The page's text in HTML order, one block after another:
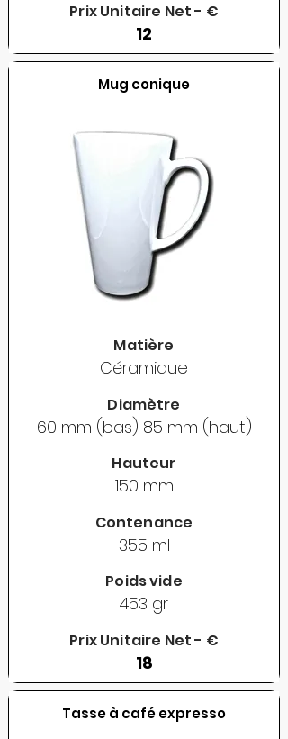
Prix Unitaire Net - €
12
Mug conique
Matière
Céramique
Diamètre
60 mm (bas) 85 mm (haut)
Hauteur
150 mm
Contenance
355 ml
Poids vide
453 gr
Prix Unitaire Net - €
18
Tasse à café expresso